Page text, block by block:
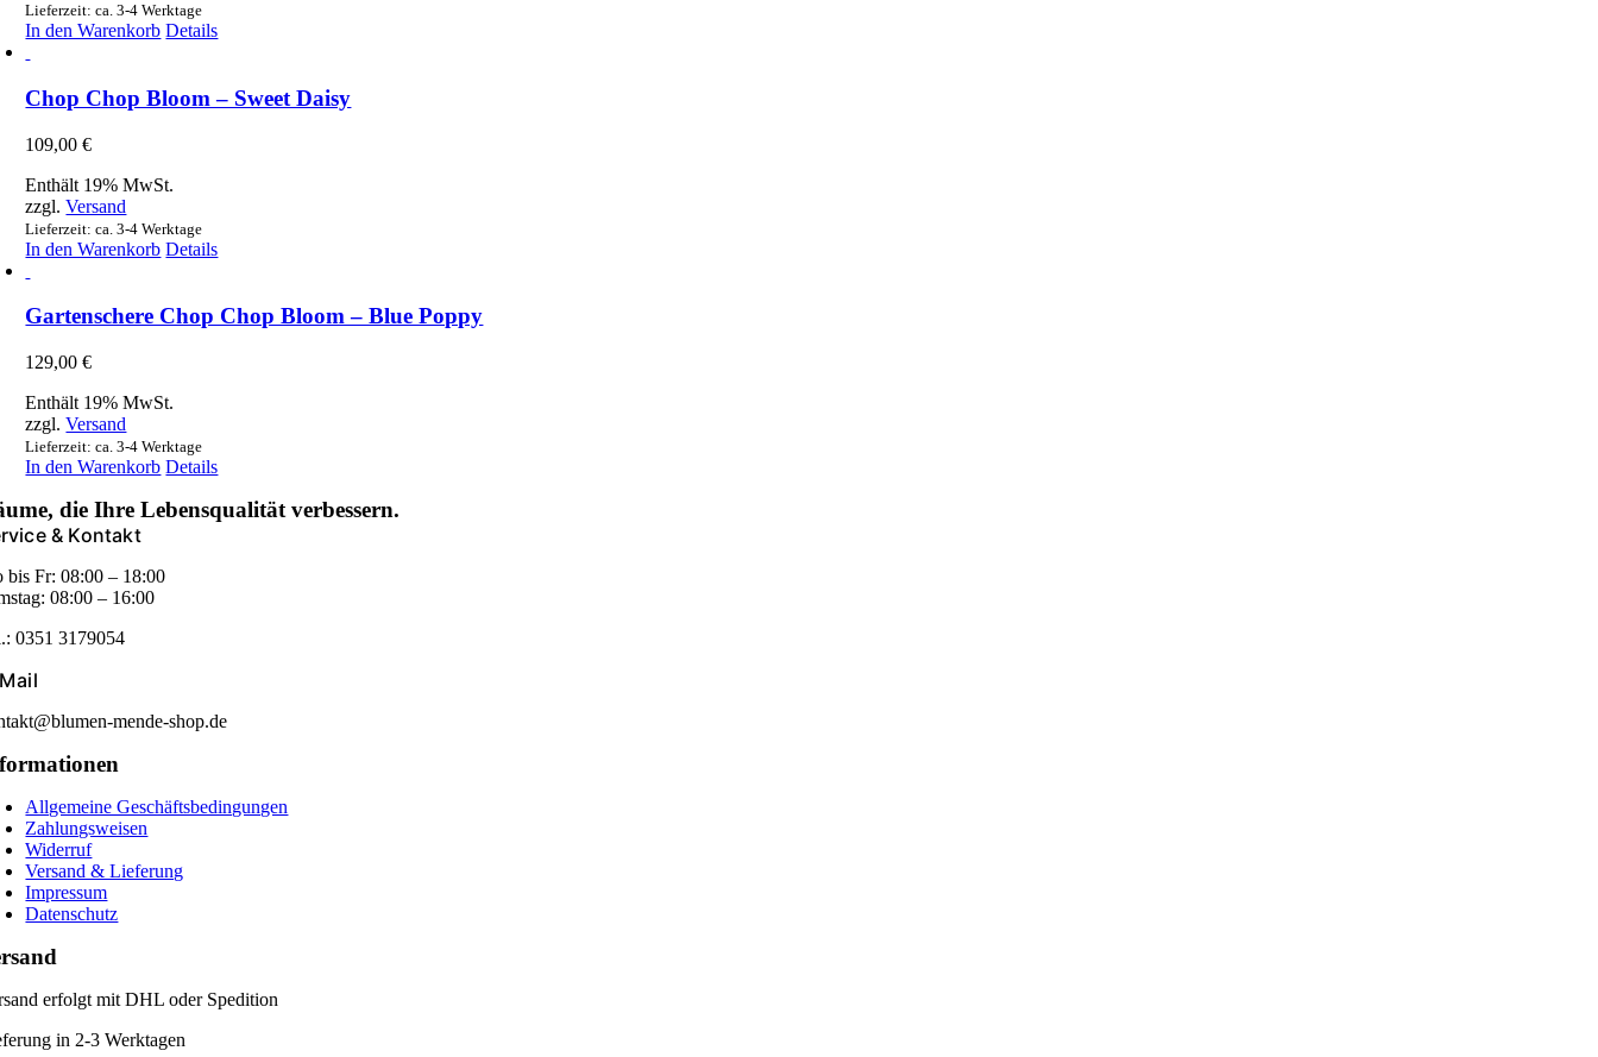
Lieferzeit: ca. 3-4 Werktage
In den Warenkorb Details
Chop Chop Bloom – Sweet Daisy
109,00€
Enthält 19% MwSt.
zzgl.Versand
Lieferzeit: ca. 3-4 Werktage
In den Warenkorb Details
Gartenschere Chop Chop Bloom – Blue Poppy
129,00€
Enthält 19% MwSt.
zzgl.Versand
Lieferzeit: ca. 3-4 Werktage
In den Warenkorb Details
die Ihre Lebensqualität verbessern.
& Kontakt
bis Fr: 08:00 – 18:00
08:00 – 16:00
0351 3179054
mende-shop.de
Allgemeine Geschäftsbedingungen
Zahlungsweisen
Widerruf
Versand & Lieferung
Impressum
Datenschutz
erfolgt mit DHL oder Spedition
in 2-3 Werktagen